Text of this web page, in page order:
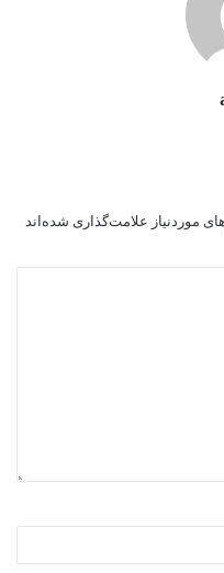
موردنیاز علامت‌گذاری شده‌اند